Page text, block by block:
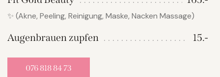
✨ (Akne, Peeling, Reinigung, Maske, Nacken Massage)
Augenbrauen zupfen 15.-
076 818 84 73